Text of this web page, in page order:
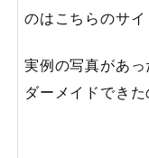
のはこちらのサイ
実例の写真があ
ダーメイドできた